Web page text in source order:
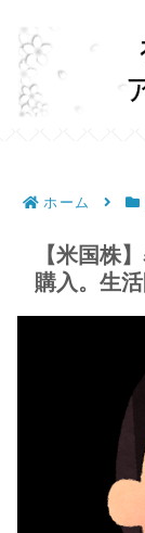
ホーム
【米国株
購入。生